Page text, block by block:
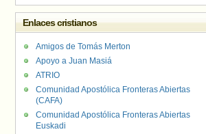
Enlaces cristianos
Amigos de Tomás Merton
Apoyo a Juan Masiá
ATRIO
Comunidad Apostólica Fronteras Abiertas
(CAFA)
Comunidad Apostólica Fronteras Abiertas
Euskadi